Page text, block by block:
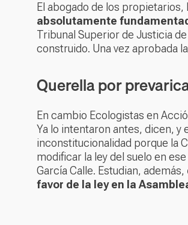
El abogado de los
absolutamente
Tribunal Superior de Justicia
construido. Una vez aprobada
Querella por
En cambio Ecologistas en
Ya lo intentaron antes, dicen, y
inconstitucionalidad porque la
modificar la ley del suelo en
García Calle. Estudian, además,
favor de la ley en la